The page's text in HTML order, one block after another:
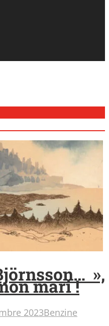
»,
mari !
2023Benzine